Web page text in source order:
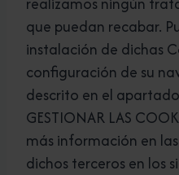
que puedan recabar.
instalación de dichas
configuración de su
descrito en el apartado
GESTIONAR LAS
más información en
dichos terceros en los